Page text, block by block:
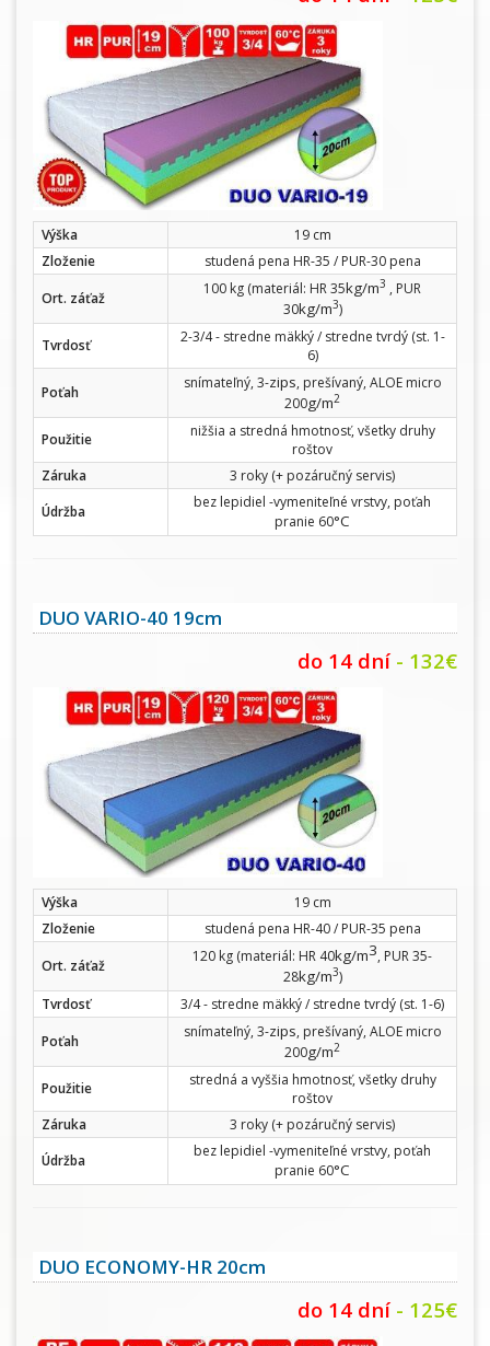
Výška
19 cm
Zloženie
studená pena HR-35 / PUR-30 pena
Ort. záťaž
100 kg (materiál: HR 35kg/m3 , PUR
30kg/m3)
Tvrdosť
2-3/4 - stredne mäkký / stredne tvrdý (st. 1-
6)
Poťah
snímateľný, 3-zips, prešívaný, ALOE micro
200g/m2
Použitie
nižšia a stredná hmotnosť, všetky druhy
roštov
Záruka
3 roky (+ pozáručný servis)
Údržba
bez lepidiel -vymeniteľné vrstvy, poťah
pranie 60°C
DUO VARIO-40 19cm
do 14 dní - 132€
Výška
19 cm
Zloženie
studená pena HR-40 / PUR-35 pena
Ort. záťaž
120 kg (materiál: HR 40kg/m3, PUR 35-
28kg/m3)
Tvrdosť
3/4 - stredne mäkký / stredne tvrdý (st. 1-6)
Poťah
snímateľný, 3-zips, prešívaný, ALOE micro
200g/m2
Použitie
stredná a vyššia hmotnosť, všetky druhy
roštov
Záruka
3 roky (+ pozáručný servis)
Údržba
bez lepidiel -vymeniteľné vrstvy, poťah
pranie 60°C
DUO ECONOMY-HR 20cm
do 14 dní - 125€